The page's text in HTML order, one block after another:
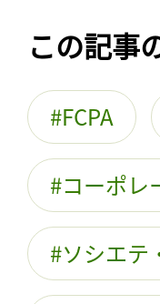
この記事
FCPA
コーポレ
ソシエテ